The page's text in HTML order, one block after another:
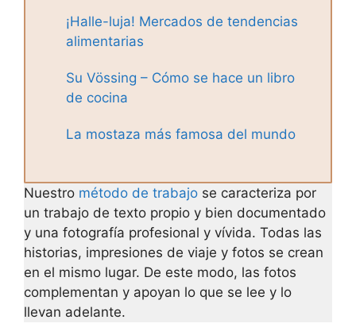
¡Halle-luja! Mercados de tendencias
alimentarias
Su Vössing – Cómo se hace un libro
de cocina
La mostaza más famosa del mundo
Nuestro método de trabajo se caracteriza por
un trabajo de texto propio y bien documentado
y una fotografía profesional y vívida. Todas las
historias, impresiones de viaje y fotos se crean
en el mismo lugar. De este modo, las fotos
complementan y apoyan lo que se lee y lo
llevan adelante.